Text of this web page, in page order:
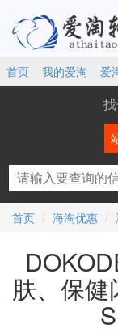
首页 我的爱淘 爱
首页 海淘优惠
肤、保